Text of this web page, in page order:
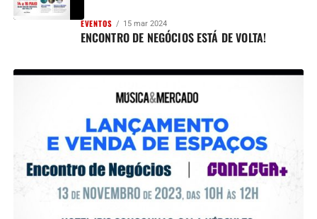
EVENTOS 15 mar 2024
ENCONTRO DE NEGÓCIOS ESTÁ DE VOLTA!